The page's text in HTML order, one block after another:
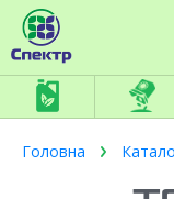
Головна